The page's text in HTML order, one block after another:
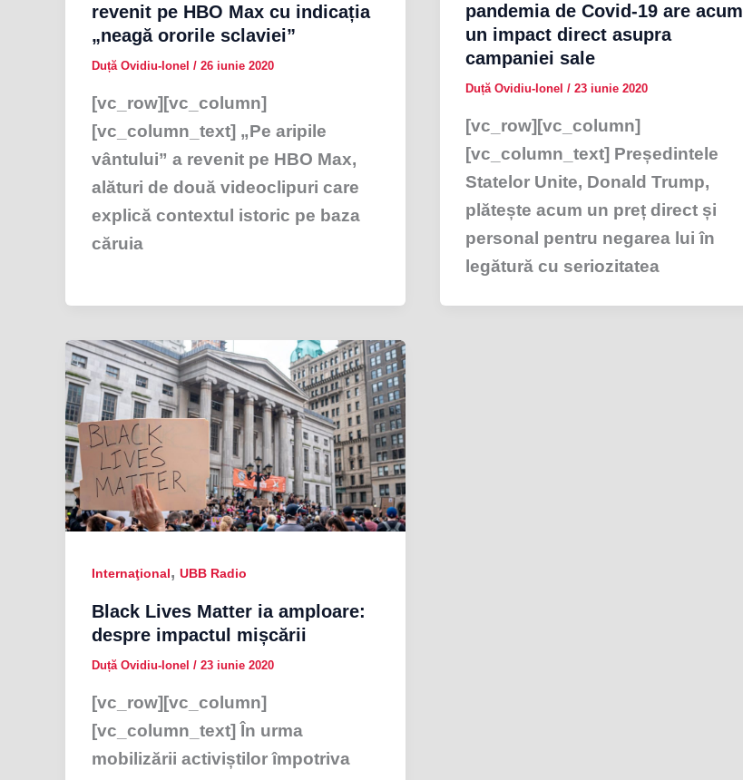
revenit pe HBO Max cu indicația
„neagă ororile sclaviei”
Duță Ovidiu-Ionel / 26 iunie 2020
[vc_row][vc_column]
[vc_column_text] „Pe aripile
vântului” a revenit pe HBO Max,
alături de două videoclipuri care
explică contextul istoric pe baza
căruia
pandemia de Covid-19 are acum
un impact direct asupra
campaniei sale
Duță Ovidiu-Ionel/23 iunie 2020
[vc_row][vc_column]
[vc_column_text] Președintele
Statelor Unite, Donald Trump,
plătește acum un preț direct și
personal pentru negarea lui în
legătură cu seriozitatea
Internaţional, UBB Radio
Black Lives Matter ia amploare:
despre impactul mișcării
Duță Ovidiu-Ionel / 23 iunie 2020
[vc_row][vc_column]
[vc_column_text] În urma
mobilizării activiștilor împotriva